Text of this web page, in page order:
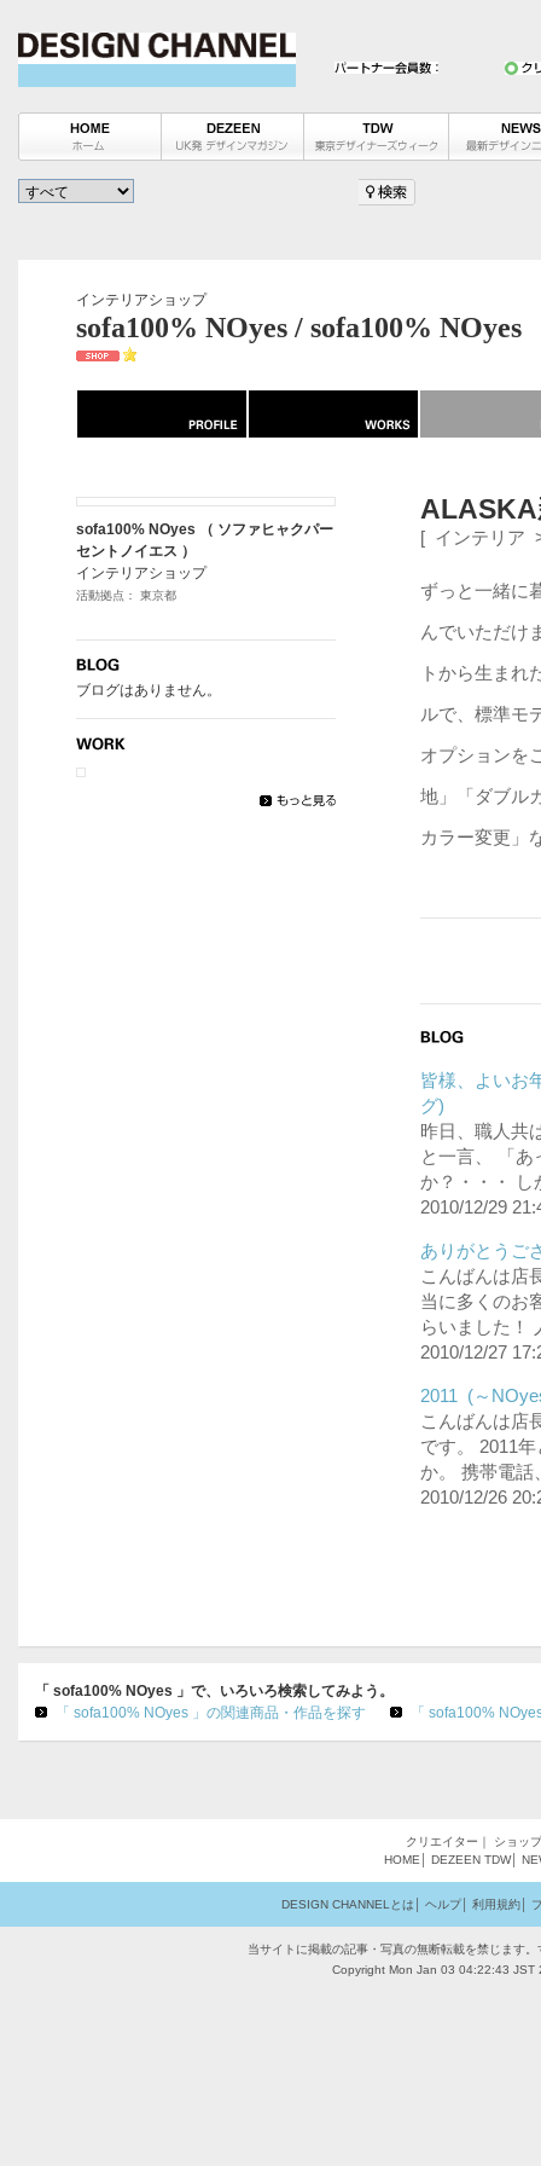
インテリアショップ
sofa100% NOyes / sofa100% NOyes
ALASKA
[ インテリア
ずっと一緒に
んでいただけ
トから生まれ
ルで、標準モ
オプションを
地」「ダブル
カラー変更」
皆様、よいお
グ)
昨日、職人共
と一言、 「
か？・・・ し
2010/12/29
ありがとうご
こんばんは店
当に多くのお
らいました！
2010/12/27
2011 (～
こんばんは店
です。 2011
か。 携帯電話
2010/12/26
sofa100% NOyes （ ソファヒャクパー
セントノイエス ）
インテリアショップ
活動拠点： 東京都
ブログはありません。
「 sofa100% NOyes 」で、いろいろ検索してみよう。
「 sofa100% NOyes 」の関連商品・作品を探す
「 sofa100%
クリエイター ｜ ショップ
HOME
DEZEEN TDW│
DESIGN CHANNELとは ヘルプ│ 利用規約│
当サイトに掲載の記事・写真の無断転載を禁じます
Copyright Mon Jan 03 04:22:43 JST